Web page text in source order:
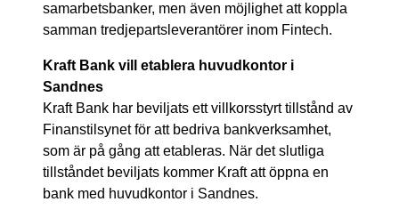
samarbetsbanker, men även möjlighet att koppla
samman tredjepartsleverantörer inom Fintech.
Kraft Bank vill etablera huvudkontor i
Sandnes
Kraft Bank har beviljats ett villkorsstyrt tillstånd av
Finanstilsynet för att bedriva bankverksamhet,
som är på gång att etableras. När det slutliga
tillståndet beviljats kommer Kraft att öppna en
bank med huvudkontor i Sandnes.